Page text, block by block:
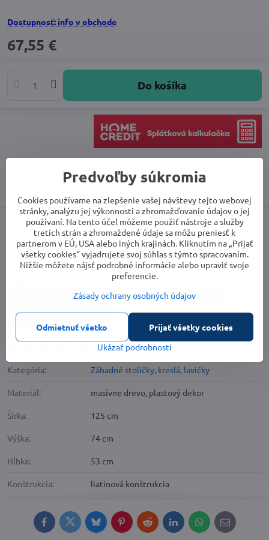
Dostupnosť: info v obchode
67,55 €
Do košíka
Popis
Masívne drevo + liatinová konštrukcia, rozmery 125x53x74 cm,
plastový dekor na chrbtovej opierke, nosnosť 160kg.
Záhadné stoličky, kreslá, lavičky
Doplnkové informácie
Kategória: Záhadné stoličky, kreslá, lavičky
Materiál: masívne drevo, plastový dekor
Šírka: 125 cm
Výška: 74 cm
Hĺbka: 53 cm
Konštrukcia: liatinová konštrukcia
FacebookTwitterBlueskyPinterestRedditLinkedInWhatsApp
E-
mail
Predvoľby súkromia
Cookies používame na zlepšenie vašej návštevy tejto webovej
stránky, analýzu jej výkonnosti a zhromažďovanie údajov o jej
používaní. Na tento účel môžeme použiť nástroje a služby
tretích strán a zhromaždené údaje sa môžu preniesť k
partnerom v EÚ, USA alebo iných krajinách. Kliknutím na „Prijať
všetky cookies“ vyjadrujete svoj súhlas s týmto spracovaním.
Nižšie môžete nájsť podrobné informácie alebo upraviť svoje
preferencie.
Zásady ochrany osobných údajov
Ukázať podrobnosti
Prijať všetky cookies
Odmietnuť všetko